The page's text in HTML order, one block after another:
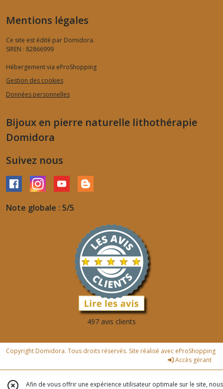
Mentions légales
Ce site est édité par Domidora.
SIREN : 82866999
Hébergement via eProShopping
Gestion des cookies
Données personnelles
Bijoux en pierre naturelle lithothérapie
Domidora
Suivez nous
Note globale : 5/5
497 avis clients
Copyright Domidora. Tous droits réservés. Site réalisé avec eProShopping
Accès gérant
Afin de vous offrir une expérience utilisateur optimale sur le site, nous